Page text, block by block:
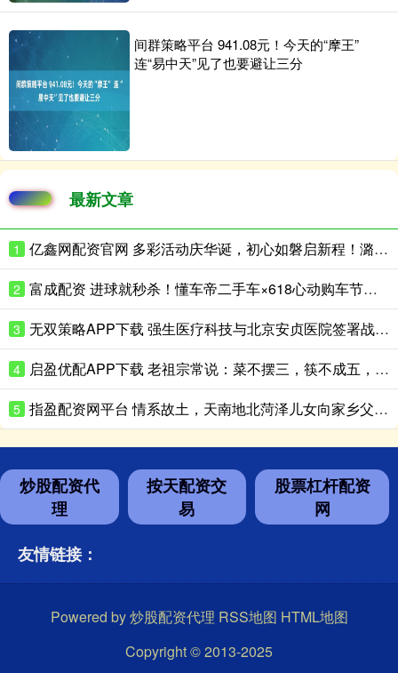
间群策略平台 941.08元！今天的“摩王”
连“易中天”见了也要避让三分
最新文章
1 亿鑫网配资官网 多彩活动庆华诞，初心如磐启新程！潞邑街道各社区开展庆祝建党105周年系列活动
2 富成配资 进球就秒杀！懂车帝二手车×618心动购车节：海量好价二手车，检测全透明，年中最强“捡漏”机会来了
3 无双策略APP下载 强生医疗科技与北京安贞医院签署战略合作协议 共促首都心血管诊疗高质量发展
4 启盈优配APP下载 老祖宗常说：菜不摆三，筷不成五，席不坐六，是什么意思？
5 指盈配资网平台 情系故土，天南地北菏泽儿女向家乡父老拜大年
炒股配资代
理
按天配资交
易
股票杠杆配资
网
友情链接：
Powered by炒股配资代理 RSS地图 HTML地图
Copyright© 2013-2025